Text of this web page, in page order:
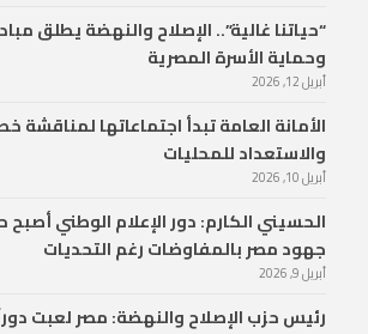
“حياتنا غالية”.. الإصلاح والنهضة يطلق
وحماية الأسرة المصرية
أبريل 12, 2026
الأمانة العامة تبدأ اجتماعاتها لمناقشة
والاستعداد للمحليات
أبريل 10, 2026
الحسيني الكارم: دور الإعلام الوطني
جهود مصر بالمفاوضات رغم التحديات
أبريل 9, 2026
رئيس حزب الإصلاح والنهضة: مصر لعبت